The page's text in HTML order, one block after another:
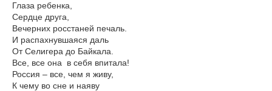
Глаза ребенка,
Сердце друга,
Вечерних росстаней печаль.
И распахнувшаяся даль
От Селигера до Байкала.
Все, все она в себя впитала!
Россия – все, чем я живу,
К чему во сне и наяву